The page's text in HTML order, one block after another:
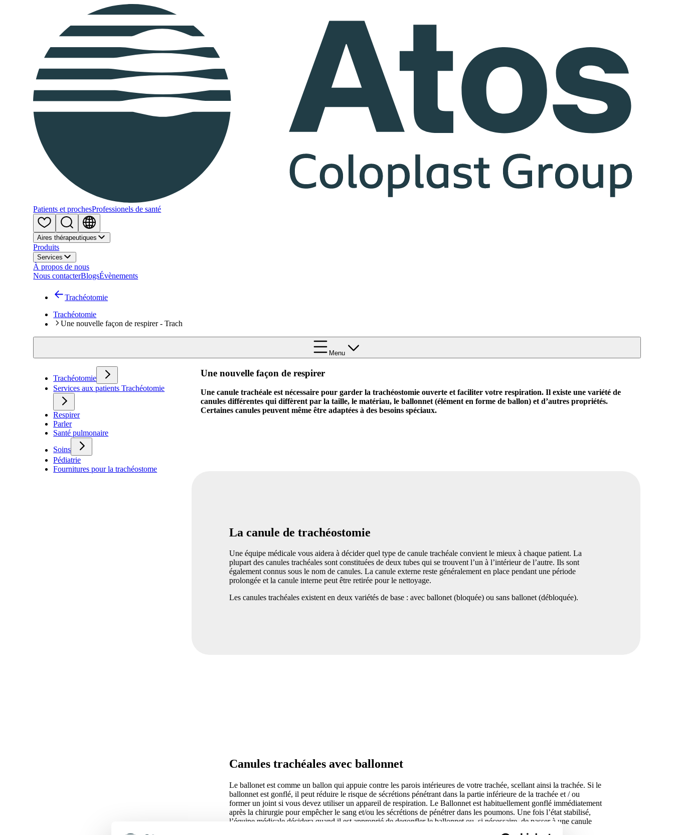
Patients et prochesProfessionels de santé
Aires thérapeutiques
Produits
Services
À propos de nous
Nous contacterBlogsÉvènements
Trachéotomie
Trachéotomie
Une nouvelle façon de respirer - Trach
Menu
Trachéotomie
Services aux patients Trachéotomie
Respirer
Parler
Santé pulmonaire
Soins
Pédiatrie
Fournitures pour la trachéostome
Une nouvelle façon de respirer
Une canule trachéale est nécessaire pour garder la trachéostomie ouverte et faciliter votre respiration. Il existe une variété de
canules différentes qui diffèrent par la taille, le matériau, le ballonnet (élément en forme de ballon) et d’autres propriétés.
Certaines canules peuvent même être adaptées à des besoins spéciaux.
La canule de trachéostomie
Une équipe médicale vous aidera à décider quel type de canule trachéale convient le mieux à chaque patient. La
plupart des canules trachéales sont constituées de deux tubes qui se trouvent l’un à l’intérieur de l’autre. Ils sont
également connus sous le nom de canules. La canule externe reste généralement en place pendant une période
prolongée et la canule interne peut être retirée pour le nettoyage.
Les canules trachéales existent en deux variétés de base : avec ballonet (bloquée) ou sans ballonet (débloquée).
Canules trachéales avec ballonnet
Le ballonet est comme un ballon qui appuie contre les parois intérieures de votre trachée, scellant ainsi la trachée. Si le
ballonnet est gonflé, il peut réduire le risque de sécrétions pénétrant dans la partie inférieure de la trachée et / ou
former un joint si vous devez utiliser un appareil de respiration. Le Ballonnet est habituellement gonflé immédiatement
après la chirurgie pour empêcher le sang et/ou les sécrétions de pénétrer dans les poumons. Une fois l’état stabilisé,
l’équipe médicale décidera quand il est approprié de degonfler le ballonnet ou, si nécessaire, de passer à une canule